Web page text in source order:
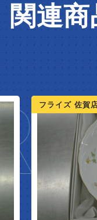
関連
フライズ 鳥栖